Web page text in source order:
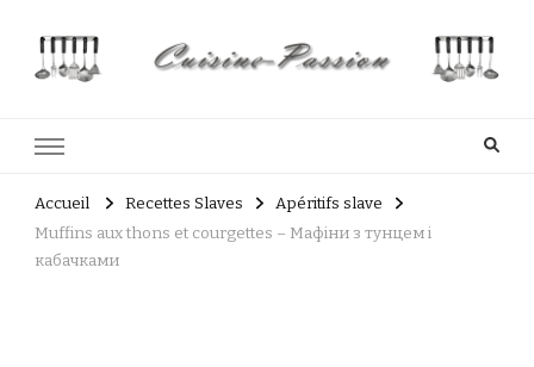
Accueil Recettes Slaves
Apéritifs slave
Muffins aux thons et courgettes – Мафіни з тунцем і
кабачками